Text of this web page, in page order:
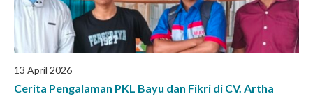
13 April 2026
Cerita Pengalaman PKL Bayu dan Fikri di CV. Artha